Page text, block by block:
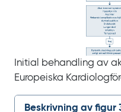
Initial behandling av
Europeiska
Beskrivning av figur